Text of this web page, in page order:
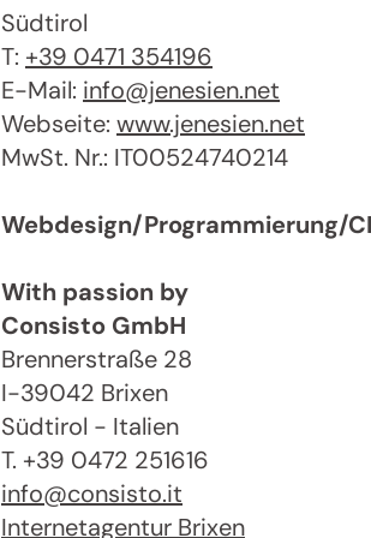
Südtirol
T: +39 0471 354196
E-Mail: info@jenesien.net
Webseite: www.jenesien.net
MwSt. Nr.: IT00524740214
Webdesign/Programmierung/
With passion by
Consisto GmbH
Brennerstraße 28
I-39042 Brixen
Südtirol - Italien
T. +39 0472 251616
info@consisto.it
Internetagentur Brixen